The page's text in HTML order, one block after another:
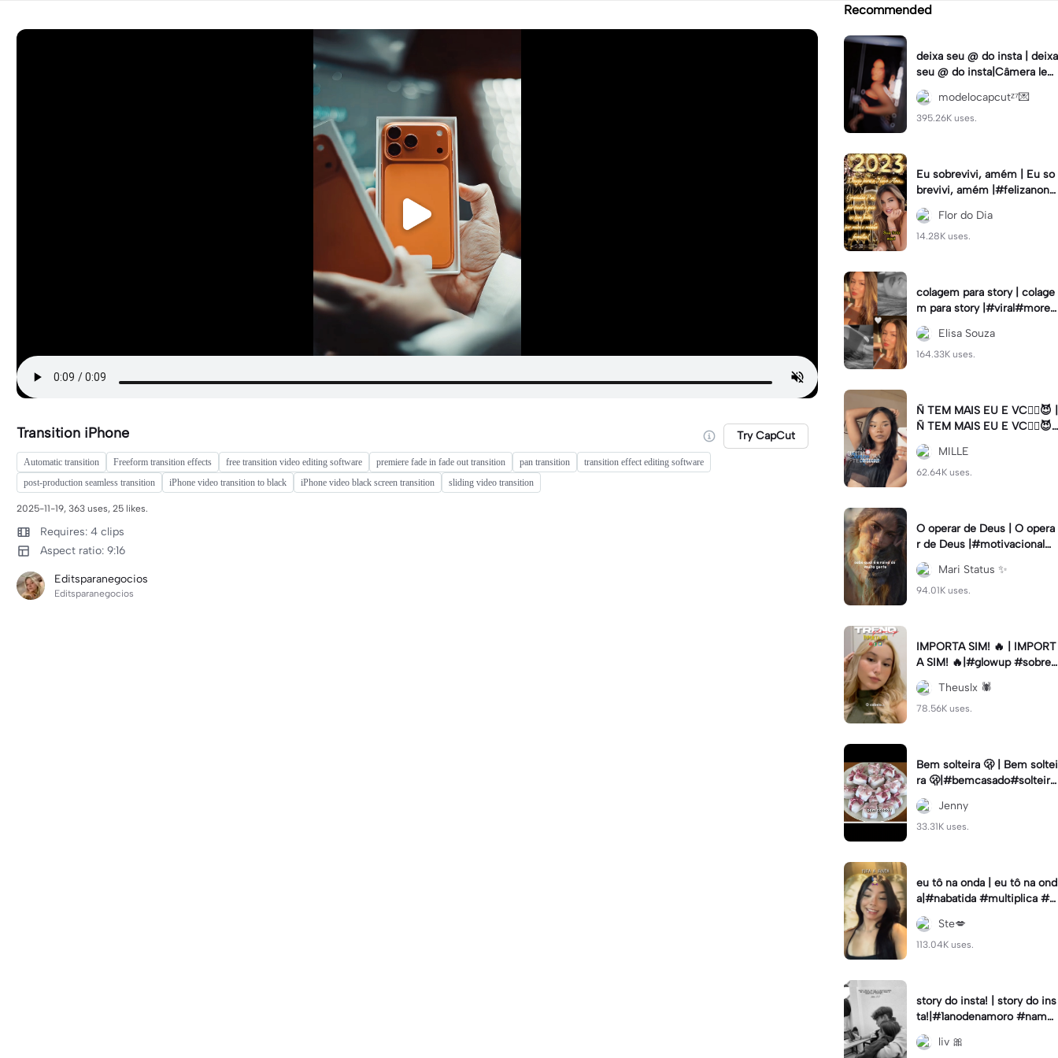
Transition iPhone Try CapCut
Automatic transition Freeform transition effects free transition video editing software premiere fade in fade out transition pan transition
transition effect editing software
post-production seamless transition
iPhone video transition to black iPhone video black screen transition sliding video transition
2025-11-19, 363 uses, 25 likes.
Requires: 4 clips
Aspect ratio: 9:16
Editsparanegocios
Editsparanegocios
Recommended
deixa seu @ do insta | deixa
seu @ do insta|Câmera lent
a #fyp #viral #trend #fyp
ツ⁠
modelocapcutᶻ⁷💌
395.26K uses.
Eu sobrevivi, amém | Eu so
brevivi, amém |#felizanono
#feliz2023
Flor do Dia
14.28K uses.
colagem para story | colage
m para story |#viral#moren
a#instastory#colagemdefo
tos#instaElisa Souza
164.33K uses.
Ñ TEM MAIS EU E VC😮‍💨😈 |
Ñ TEM MAIS EU E VC😮‍💨😈|
#naotemmaiseuevc #letras
dinamica #slow
MILLE
62.64K uses.
O operar de Deus | O opera
r de Deus |#motivacional#
deus#cristao#fe#viral
Mari Status ✨️
94.01K uses.
IMPORTA SIM! 🔥 | IMPORT
A SIM! 🔥|#glowup #sobre
mim #viralcut #importasi
m ✨ Theuslx 🕷️
78.56K uses.
Bem solteira 🫢 | Bem soltei
ra 🫢|#bemcasado#solteira
#trendtiktok#i5#viral
Jenny
33.31K uses.
eu tô na onda | eu tô na ond
a|#nabatida #multiplica #e
feitos #efeitoscapcut #vira
lcut
Ste💋
113.04K uses.
story do insta! | story do ins
ta!|#1anodenamoro #namor
o #storynamorados
liv 🎀